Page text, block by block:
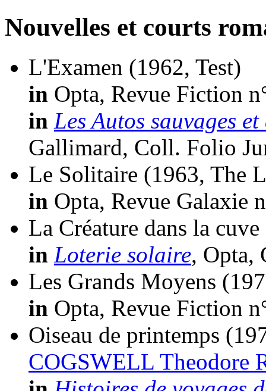
Nouvelles et courts
L'Examen (1962, Test)
in Opta, Revue Fiction
in Les Autos sauvages
Gallimard, Coll. Folio
Le Solitaire (1963, The
in Opta, Revue Galaxie
La Créature dans la cuve
in Loterie solaire, Opta,
Les Grands Moyens
in Opta, Revue Fiction
Oiseau de printemps
COGSWELL Theodore